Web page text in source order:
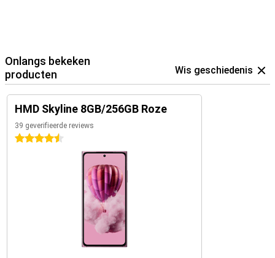
Onlangs bekeken
producten
Wis geschiedenis
HMD Skyline 8GB/256GB Roze
39 geverifieerde reviews
4.5 sterren